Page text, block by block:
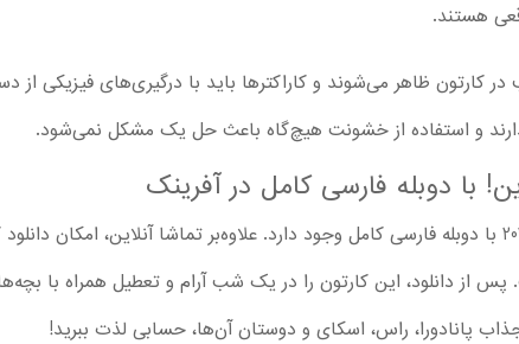
هستند.
کارتون ظاهر می‌شوند و کاراکترها باید با درگیری‌های فیزیکی از
و استفاده از خشونت هیچ‌گاه باعث حل یک مشکل نمی‌شود.
با دوبله فارسی کامل در آفرینک
از دانلود، این کارتون را در یک شب آرام و تعطیل همراه با
پانادورا، راس، اسکای و دوستان آن‌ها، حسابی لذت ببرید!